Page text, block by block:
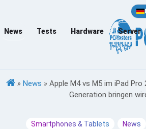
News Tests Hardware Server
» News » Apple M4 vs M5 im iPad Pro
Generation bringen
Smartphones & Tablets News